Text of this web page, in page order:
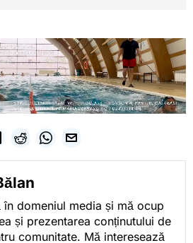
în domeniul media și mă ocup
și prezentarea conținutului de
comunitate. Mă interesează